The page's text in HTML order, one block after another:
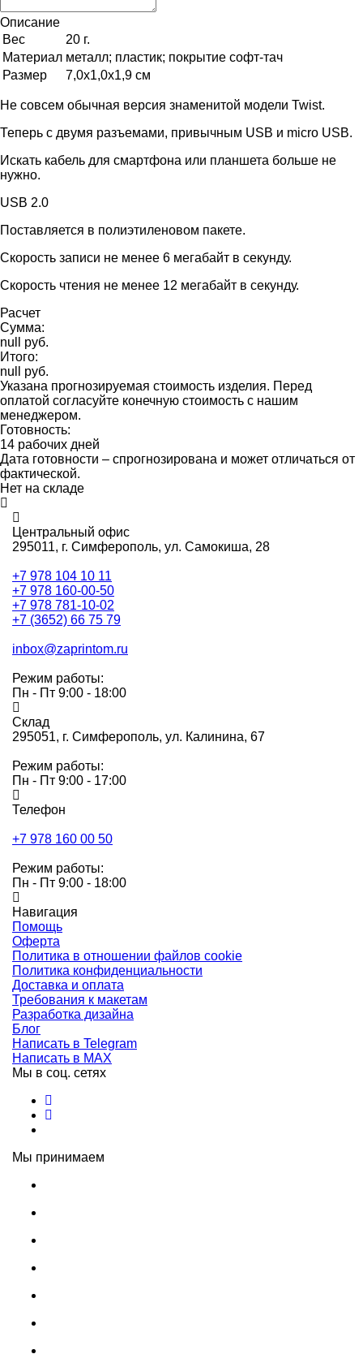
Описание
Вес
20 г.
Материал металл; пластик; покрытие софт-тач
Размер
7,0х1,0х1,9 см
Не совсем обычная версия знаменитой модели Twist.
Теперь с двумя разъемами, привычным USB и micro USB.
Искать кабель для смартфона или планшета больше не
нужно.
USB 2.0
Поставляется в полиэтиленовом пакете.
Скорость записи не менее 6 мегабайт в секунду.
Скорость чтения не менее 12 мегабайт в секунду.
Расчет
Сумма:
null руб.
Итого:
null руб.
Указана прогнозируемая стоимость изделия. Перед
оплатой согласуйте конечную стоимость с нашим
менеджером.
Готовность:
14 рабочих дней
Дата готовности – спрогнозирована и может отличаться от
фактической.
Нет на складе
Центральный офис
295011, г. Симферополь, ул. Самокиша, 28
+7 978 104 10 11
+7 978 160-00-50
+7 978 781-10-02
+7 (3652) 66 75 79
inbox@zaprintom.ru
Режим работы:
Пн - Пт 9:00 - 18:00
Склад
295051, г. Симферополь, ул. Калинина, 67
Режим работы:
Пн - Пт 9:00 - 17:00
Телефон
+7 978 160 00 50
Режим работы:
Пн - Пт 9:00 - 18:00
Навигация
Помощь
Оферта
Политика в отношении файлов cookie
Политика конфиденциальности
Доставка и оплата
Требования к макетам
Разработка дизайна
Блог
Написать в Telegram
Написать в MAX
Мы в соц. сетях
Мы принимаем